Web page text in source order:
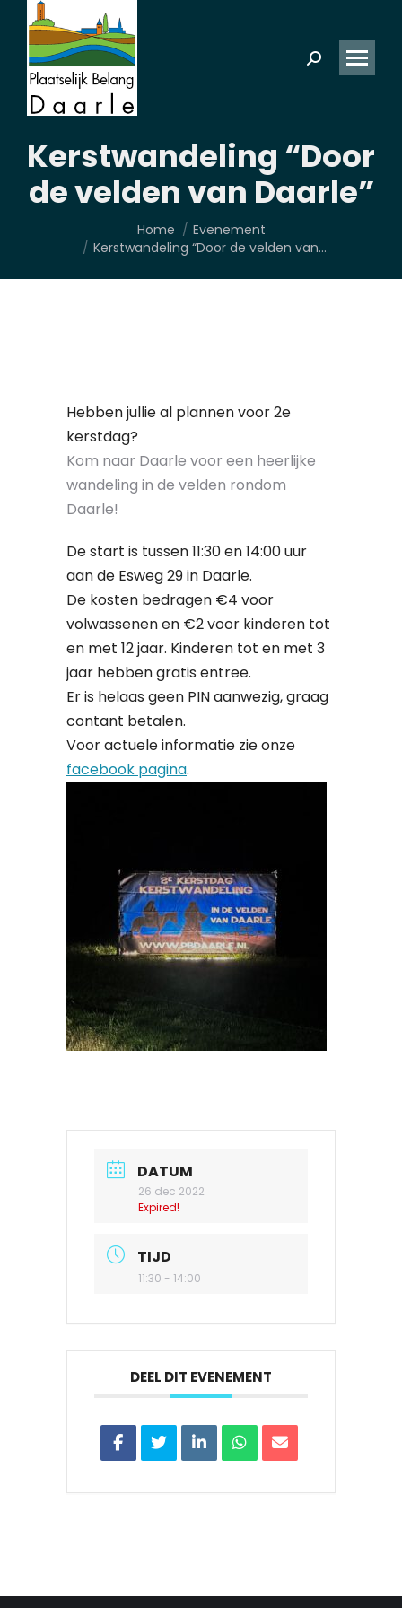
Zoeken:
Kerstwandeling “Door
de velden van Daarle”
Home
Evenement
Kerstwandeling “Door de velden van…
Hebben jullie al plannen voor 2e
kerstdag?
Kom naar Daarle voor een heerlijke
wandeling in de velden rondom
Daarle!
De start is tussen 11:30 en 14:00 uur
aan de Esweg 29 in Daarle.
De kosten bedragen €4 voor
volwassenen en €2 voor kinderen tot
en met 12 jaar. Kinderen tot en met 3
jaar hebben gratis entree.
Er is helaas geen PIN aanwezig, graag
contant betalen.
Voor actuele informatie zie onze
facebook pagina.
DATUM
26 dec 2022
Expired!
TIJD
11:30 - 14:00
DEEL DIT EVENEMENT